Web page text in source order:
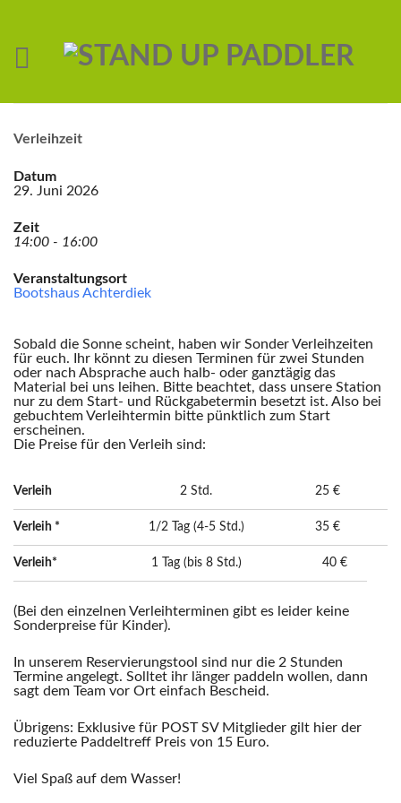
Verleihzeit
Datum
29. Juni 2026
Zeit
14:00 - 16:00
Veranstaltungsort
Bootshaus Achterdiek
Sobald die Sonne scheint, haben wir Sonder Verleihzeiten
für euch. Ihr könnt zu diesen Terminen für zwei Stunden
oder nach Absprache auch halb- oder ganztägig das
Material bei uns leihen. Bitte beachtet, dass unsere Station
nur zu dem Start- und Rückgabetermin besetzt ist. Also bei
gebuchtem Verleihtermin bitte pünktlich zum Start
erscheinen.
Die Preise für den Verleih sind:
Verleih 2 Std. 25 €
Verleih * 1/2 Tag (4-5 Std.) 35 €
Verleih* 1 Tag (bis 8 Std.) 40 €
(Bei den einzelnen Verleihterminen gibt es leider keine
Sonderpreise für Kinder).
In unserem Reservierungstool sind nur die 2 Stunden
Termine angelegt. Solltet ihr länger paddeln wollen, dann
sagt dem Team vor Ort einfach Bescheid.
Übrigens: Exklusive für POST SV Mitglieder gilt hier der
reduzierte Paddeltreff Preis von 15 Euro.
Viel Spaß auf dem Wasser!